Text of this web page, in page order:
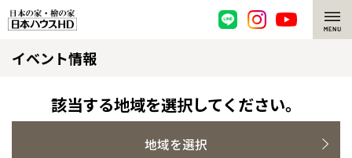
脱炭素・檜の家
環境にやさしい、脱炭素社会の住宅
選ばれる理由
イベント情報
該当する地域を選択してください。
地域を選択